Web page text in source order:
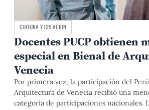
CULTURA Y CREACIÓN
Docentes PUCP obtienen
especial en Bienal de
Venecia
Por primera vez, la participación del
Arquitectura de Venecia recibió una
categoría de participaciones nacionales.